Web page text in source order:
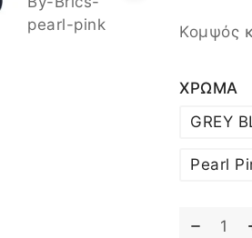
Κομψός
ΧΡΩΜΑ
GREY
Pearl